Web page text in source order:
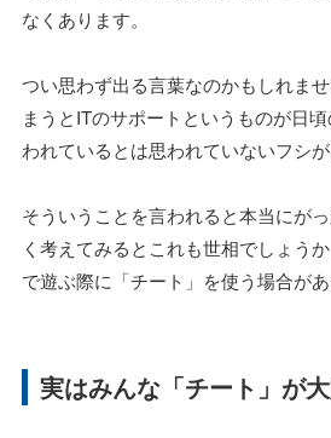
なくあります。
つい思わず出る言葉なのかもしれま
まうとITのサポートというものが日
われているとは思われていないフシが
そういうことを言われると本当にが
く考えてみるとこれも世相でしょう
で遊ぶ際に「チート」を使う場合があ
実はみんな「チート」が